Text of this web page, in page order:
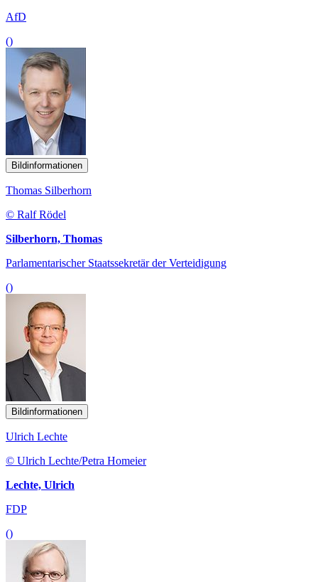
AfD
()
Bildinformationen
Thomas Silberhorn
© Ralf Rödel
Silberhorn, Thomas
Parlamentarischer Staatssekretär der Verteidigung
()
Bildinformationen
Ulrich Lechte
© Ulrich Lechte/Petra Homeier
Lechte, Ulrich
FDP
()